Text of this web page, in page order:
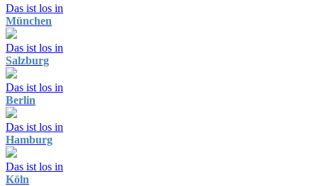
Das ist los in
München
Das ist los in
Salzburg
Das ist los in
Berlin
Das ist los in
Hamburg
Das ist los in
Köln